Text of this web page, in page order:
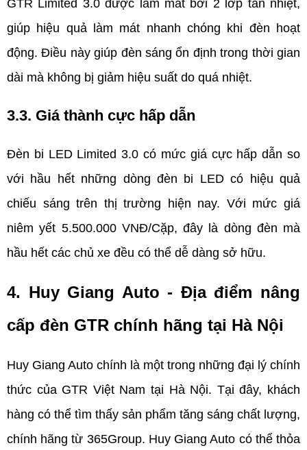
GTR Limited 3.0 được làm mát bởi 2 lớp tản nhiệt,
giúp hiệu quả làm mát nhanh chóng khi đèn hoạt
động. Điều này giúp đèn sáng ổn định trong thời gian
dài mà không bị giảm hiệu suất do quá nhiệt.
3.3. Giá thành cực hấp dẫn
Đèn bi LED Limited 3.0 có mức giá cực hấp dẫn so
với hầu hết những dòng đèn bi LED có hiệu quả
chiếu sáng trên thị trường hiện nay. Với mức giá
niêm yết 5.500.000 VNĐ/Cặp, đây là dòng đèn mà
hầu hết các chủ xe đều có thể dễ dàng sở hữu.
4. Huy Giang Auto - Địa điểm nâng
cấp đèn GTR chính hãng tại Hà Nội
Huy Giang Auto chính là một trong những đại lý chính
thức của GTR Việt Nam tại Hà Nội. Tại đây, khách
hàng có thể tìm thấy sản phẩm tăng sáng chất lượng,
chính hãng từ 365Group. Huy Giang Auto có thể thỏa